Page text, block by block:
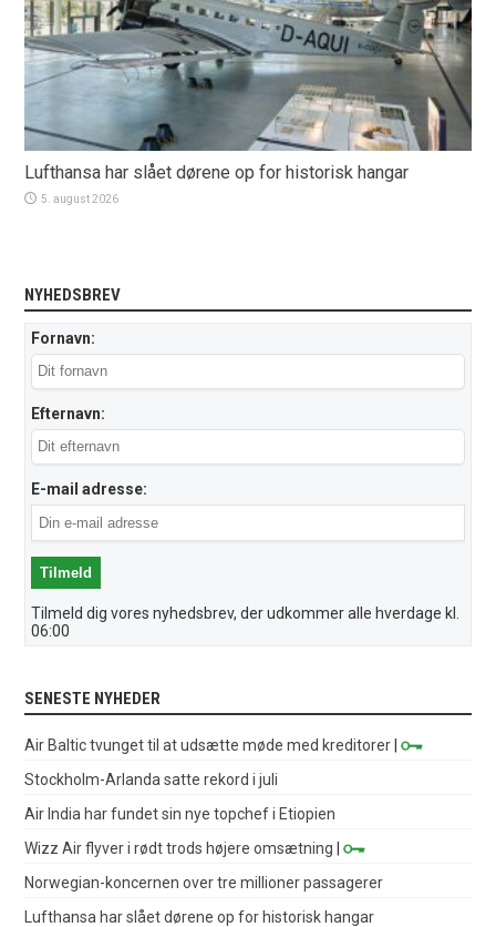
Lufthansa har slået dørene op for historisk hangar
5. august 2026
NYHEDSBREV
Fornavn:
Efternavn:
E-mail adresse:
Tilmeld dig vores nyhedsbrev, der udkommer alle hverdage kl.
06:00
SENESTE NYHEDER
Air Baltic tvunget til at udsætte møde med kreditorer |
Stockholm-Arlanda satte rekord i juli
Air India har fundet sin nye topchef i Etiopien
Wizz Air flyver i rødt trods højere omsætning |
Norwegian-koncernen over tre millioner passagerer
Lufthansa har slået dørene op for historisk hangar